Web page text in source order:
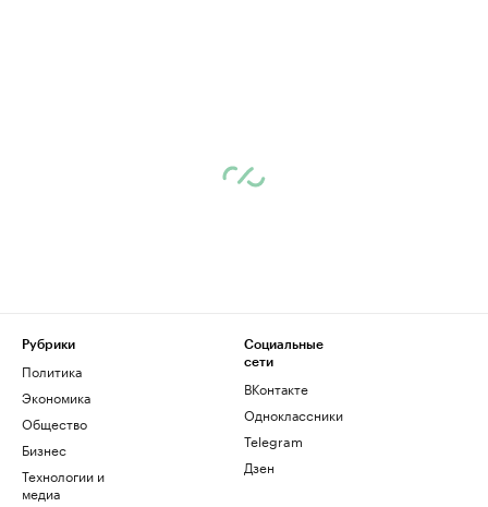
Рубрики
Политика
Экономика
Общество
Бизнес
Технологии и
медиа
Социальные
сети
ВКонтакте
Одноклассники
Telegram
Дзен